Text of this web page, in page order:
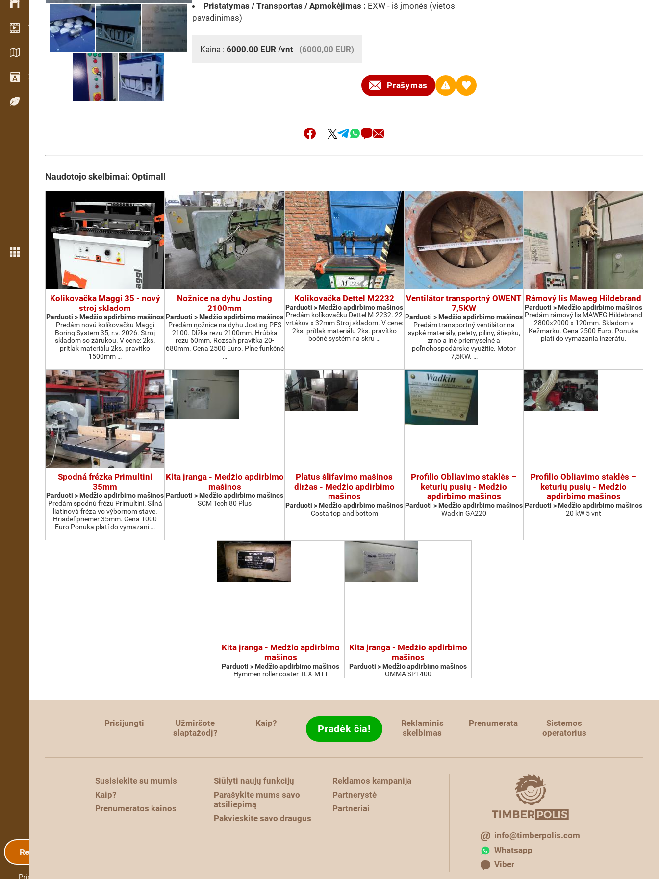
Inventoriaus valdymas
Vaizdo įrašų salė
Katalogai / Brošiūros
Žodynas
Medienos rūšys
Daugiau funkcijų
Registracija
Prisijungti
Pristatymas / Transportas / Apmokėjimas : EXW - iš įmonės (vietos
pavadinimas)
Kaina : 6000.00 EUR /vnt (6000,00 EUR)
Prašymas
Naudotojo skelbimai: Optimall
Kolikovačka Maggi 35 - nový
stroj skladom
Parduoti > Medžio apdirbimo mašinos
Predám novú kolíkovačku Maggi
Boring System 35, r.v. 2026. Stroj
skladom so zárukou. V cene: 2ks.
prítlak materiálu 2ks. pravítko
1500mm …
Nožnice na dyhu Josting
2100mm
Parduoti > Medžio apdirbimo mašinos
Predám nožnice na dyhu Josting PFS
2100. Dĺžka rezu 2100mm. Hrúbka
rezu 60mm. Rozsah pravítka 20-
680mm. Cena 2500 Euro. Plne funkčné
…
Kolikovačka Dettel M2232
Parduoti > Medžio apdirbimo mašinos
Predám kolíkovačku Dettel M-2232. 22
vrtákov x 32mm Stroj skladom. V cene:
2ks. prítlak materiálu 2ks. pravítko
bočné systém na skru …
Ventilátor transportný OWENT
7,5KW
Parduoti > Medžio apdirbimo mašinos
Predám transportný ventilátor na
sypké materiály, pelety, piliny, štiepku,
zrno a iné priemyselné a
poľnohospodárske využitie. Motor
7,5KW. …
Rámový lis Maweg Hildebrand
Parduoti > Medžio apdirbimo mašinos
Predám rámový lis MAWEG Hildebrand
2800x2000 x 120mm. Skladom v
Kežmarku. Cena 2500 Euro. Ponuka
platí do vymazania inzerátu.
Spodná frézka Primultini
35mm
Parduoti > Medžio apdirbimo mašinos
Predám spodnú frézu Primultini. Silná
liatinová fréza vo výbornom stave.
Hriadeľ priemer 35mm. Cena 1000
Euro Ponuka platí do vymazani …
Kita įranga - Medžio apdirbimo
mašinos
Parduoti > Medžio apdirbimo mašinos
SCM Tech 80 Plus
Platus šlifavimo mašinos
diržas - Medžio apdirbimo
mašinos
Parduoti > Medžio apdirbimo mašinos
Costa top and bottom
Profilio Obliavimo staklės –
keturių pusių - Medžio
apdirbimo mašinos
Parduoti > Medžio apdirbimo mašinos
Wadkin GA220
Profilio Obliavimo staklės –
keturių pusių - Medžio
apdirbimo mašinos
Parduoti > Medžio apdirbimo mašinos
20 kW 5 vnt
Kita įranga - Medžio apdirbimo
mašinos
Parduoti > Medžio apdirbimo mašinos
Hymmen roller coater TLX-M11
Kita įranga - Medžio apdirbimo
mašinos
Parduoti > Medžio apdirbimo mašinos
OMMA SP1400
Prisijungti
Užmiršote
slaptažodį?
Kaip? Pradėk čia!
Reklaminis
skelbimas
Prenumerata
Sistemos
operatorius
Susisiekite su mumis
Kaip?
Prenumeratos kainos
Siūlyti naujų funkcijų
Parašykite mums savo
atsiliepimą
Pakvieskite savo draugus
Reklamos kampanija
Partnerystė
Partneriai
info@timberpolis.com
Whatsapp
Viber